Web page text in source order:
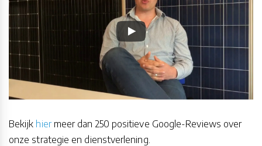
Bekijk hiermeer dan 250 positieve Google-Reviews over
onze strategie en dienstverlening.